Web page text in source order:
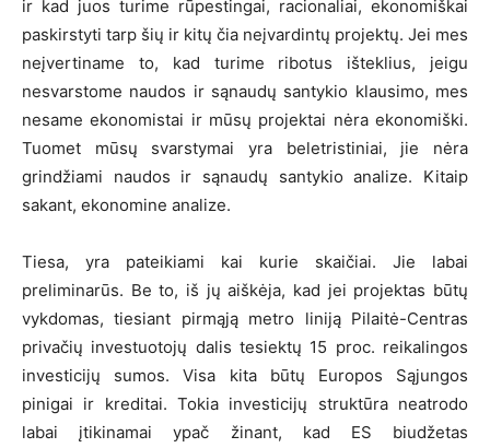
ir kad juos turime rūpestingai, racionaliai, ekonomiškai
paskirstyti tarp šių ir kitų čia neįvardintų projektų. Jei mes
neįvertiname to, kad turime ribotus išteklius, jeigu
nesvarstome naudos ir sąnaudų santykio klausimo, mes
nesame ekonomistai ir mūsų projektai nėra ekonomiški.
Tuomet mūsų svarstymai yra beletristiniai, jie nėra
grindžiami naudos ir sąnaudų santykio analize. Kitaip
sakant, ekonomine analize.
Tiesa, yra pateikiami kai kurie skaičiai. Jie labai
preliminarūs. Be to, iš jų aiškėja, kad jei projektas būtų
vykdomas, tiesiant pirmąją metro liniją Pilaitė-Centras
privačių investuotojų dalis tesiektų 15 proc. reikalingos
investicijų sumos. Visa kita būtų Europos Sąjungos
pinigai ir kreditai. Tokia investicijų struktūra neatrodo
labai įtikinamai ypač žinant, kad ES biudžetas